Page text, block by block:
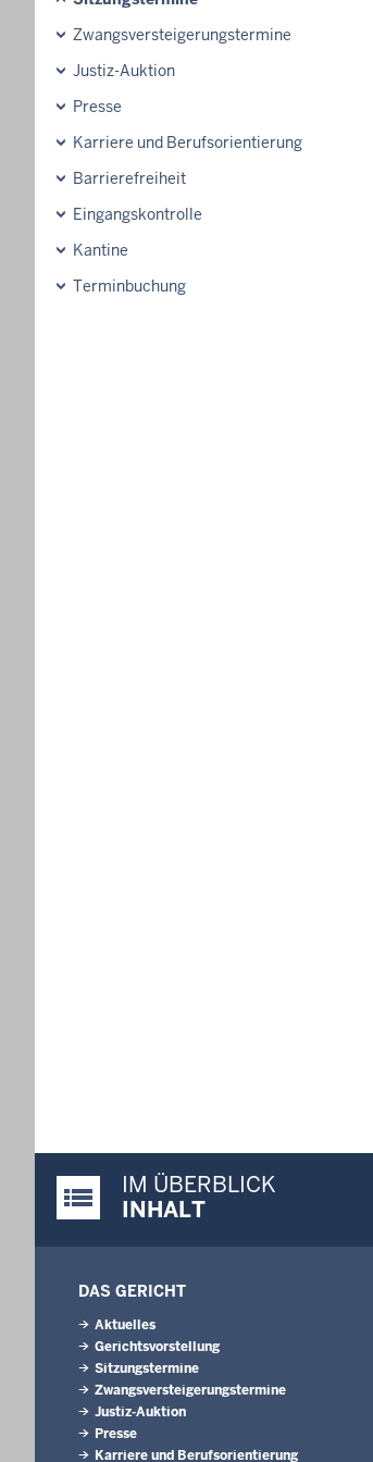
Zwangsversteigerungs­termine
Justiz-Auktion
Presse
Karriere und Berufsorientierung
Barrierefreiheit
Eingangskontrolle
Kantine
Terminbuchung
Justiz-Portal im Überblick:
IM ÜBERBLICK
INHALT
DAS GERICHT
Aktuelles
Gerichtsvorstellung
Sitzungstermine
Zwangsversteigerungs­termine
Justiz-Auktion
Presse
Karriere und Berufsorientierung